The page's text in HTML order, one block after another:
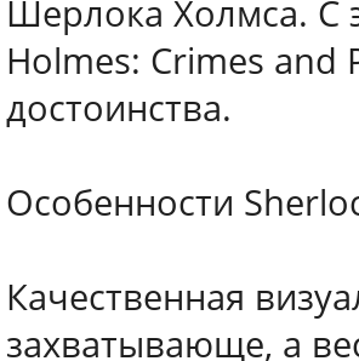
Шерлока Холмса. С
Holmes: Crimes and
достоинства.
Особенности
Качественная
захватывающе, а